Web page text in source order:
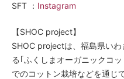
SFT ： Instagram
【SHOC project】
SHOC projectは、福島県い
る｢ふくしまオーガニックコ
でのコットン栽培などを通じ